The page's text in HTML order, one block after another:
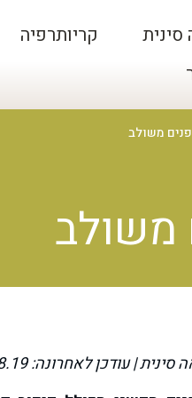
סינית קריותרפיה
משולב
משולב
| עודכן לאחרונה: 18.8.19